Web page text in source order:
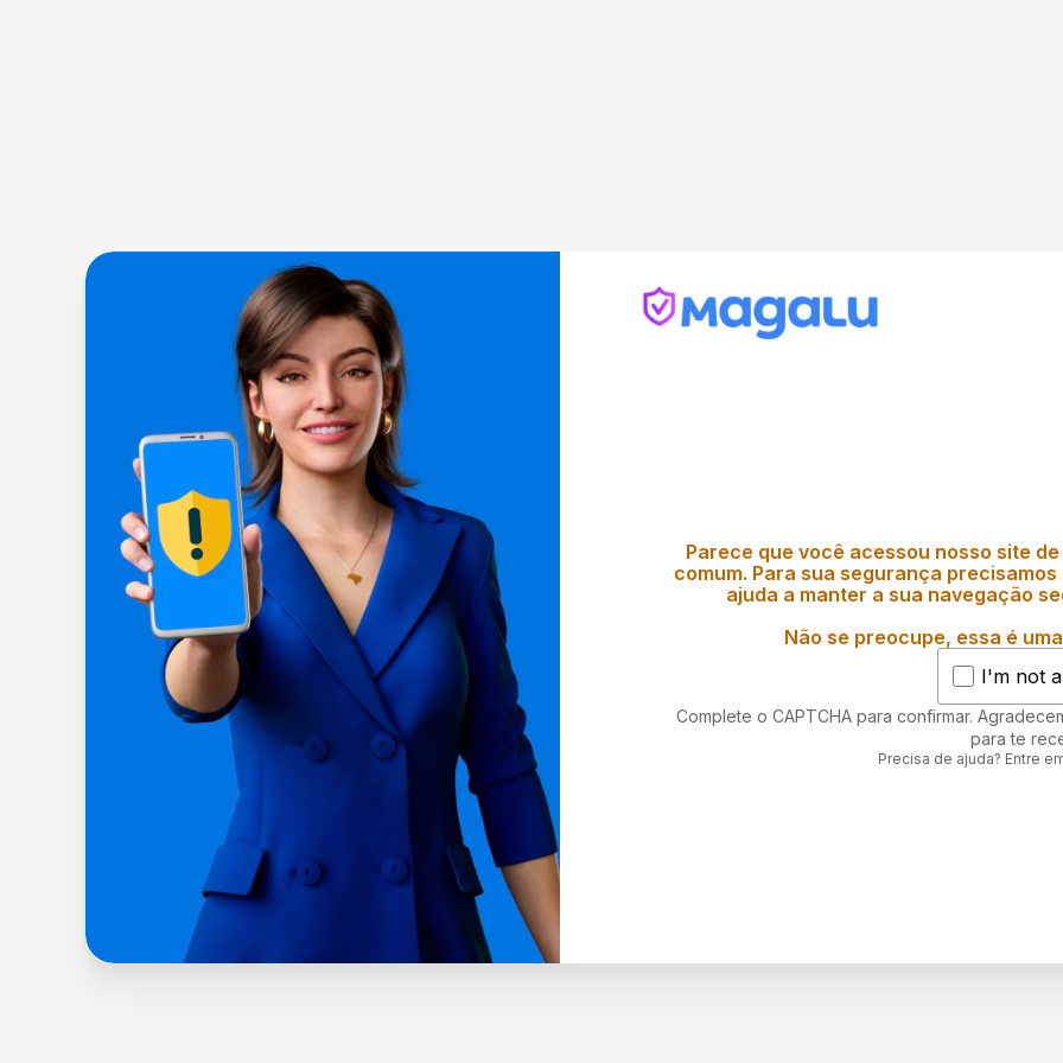
Parece que você acessou nosso site
comum. Para sua segurança
ajuda a manter a sua navegação
Não se preocupe, essa é
I'm not
Complete o CAPTCHA para confirmar.
para te
Precisa de ajuda? Entre